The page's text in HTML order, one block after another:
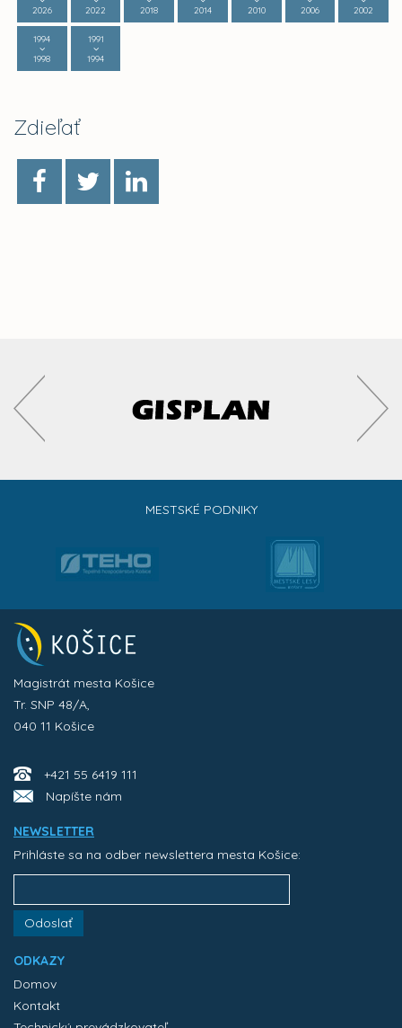
2026
2022
2018
2014
2010
2006
2002
1994
1998
1991
1994
Zdieľať
MESTSKÉ PODNIKY
Magistrát mesta Košice
Tr. SNP 48/A,
040 11 Košice
+421 55 6419 111
Napíšte nám
NEWSLETTER
Prihláste sa na odber newslettera mesta Košice:
Odoslať
ODKAZY
Domov
Kontakt